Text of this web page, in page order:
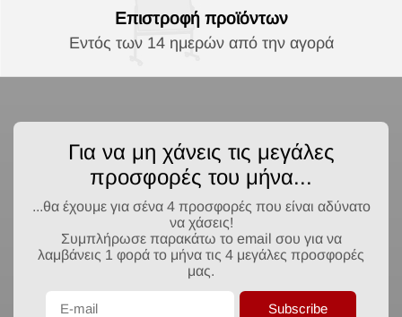
Επιστροφή προϊόντων
Εντός των 14 ημερών από την αγορά
Για να μη χάνεις τις μεγάλες
προσφορές του μήνα...
...θα έχουμε για σένα 4 προσφορές που είναι αδύνατο
να χάσεις!
Συμπλήρωσε παρακάτω το email σου για να
λαμβάνεις 1 φορά το μήνα τις 4 μεγάλες προσφορές
μας.
Subscribe